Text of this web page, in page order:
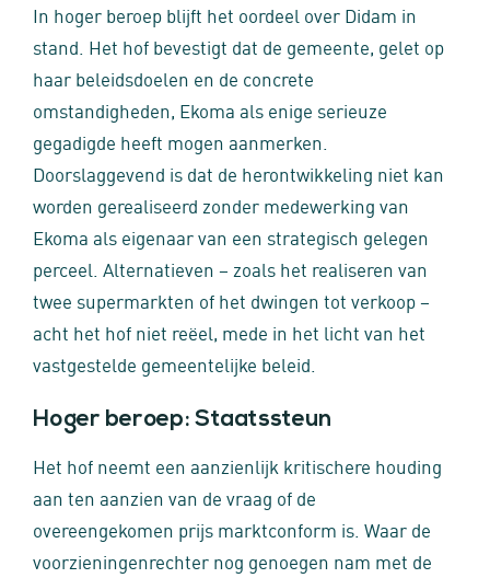
In hoger beroep blijft het oordeel over Didam in
stand. Het hof bevestigt dat de gemeente, gelet op
haar beleidsdoelen en de concrete
omstandigheden, Ekoma als enige serieuze
gegadigde heeft mogen aanmerken.
Doorslaggevend is dat de herontwikkeling niet kan
worden gerealiseerd zonder medewerking van
Ekoma als eigenaar van een strategisch gelegen
perceel. Alternatieven – zoals het realiseren van
twee supermarkten of het dwingen tot verkoop –
acht het hof niet reëel, mede in het licht van het
vastgestelde gemeentelijke beleid.
Hoger beroep: Staatssteun
Het hof neemt een aanzienlijk kritischere houding
aan ten aanzien van de vraag of de
overeengekomen prijs marktconform is. Waar de
voorzieningenrechter nog genoegen nam met de